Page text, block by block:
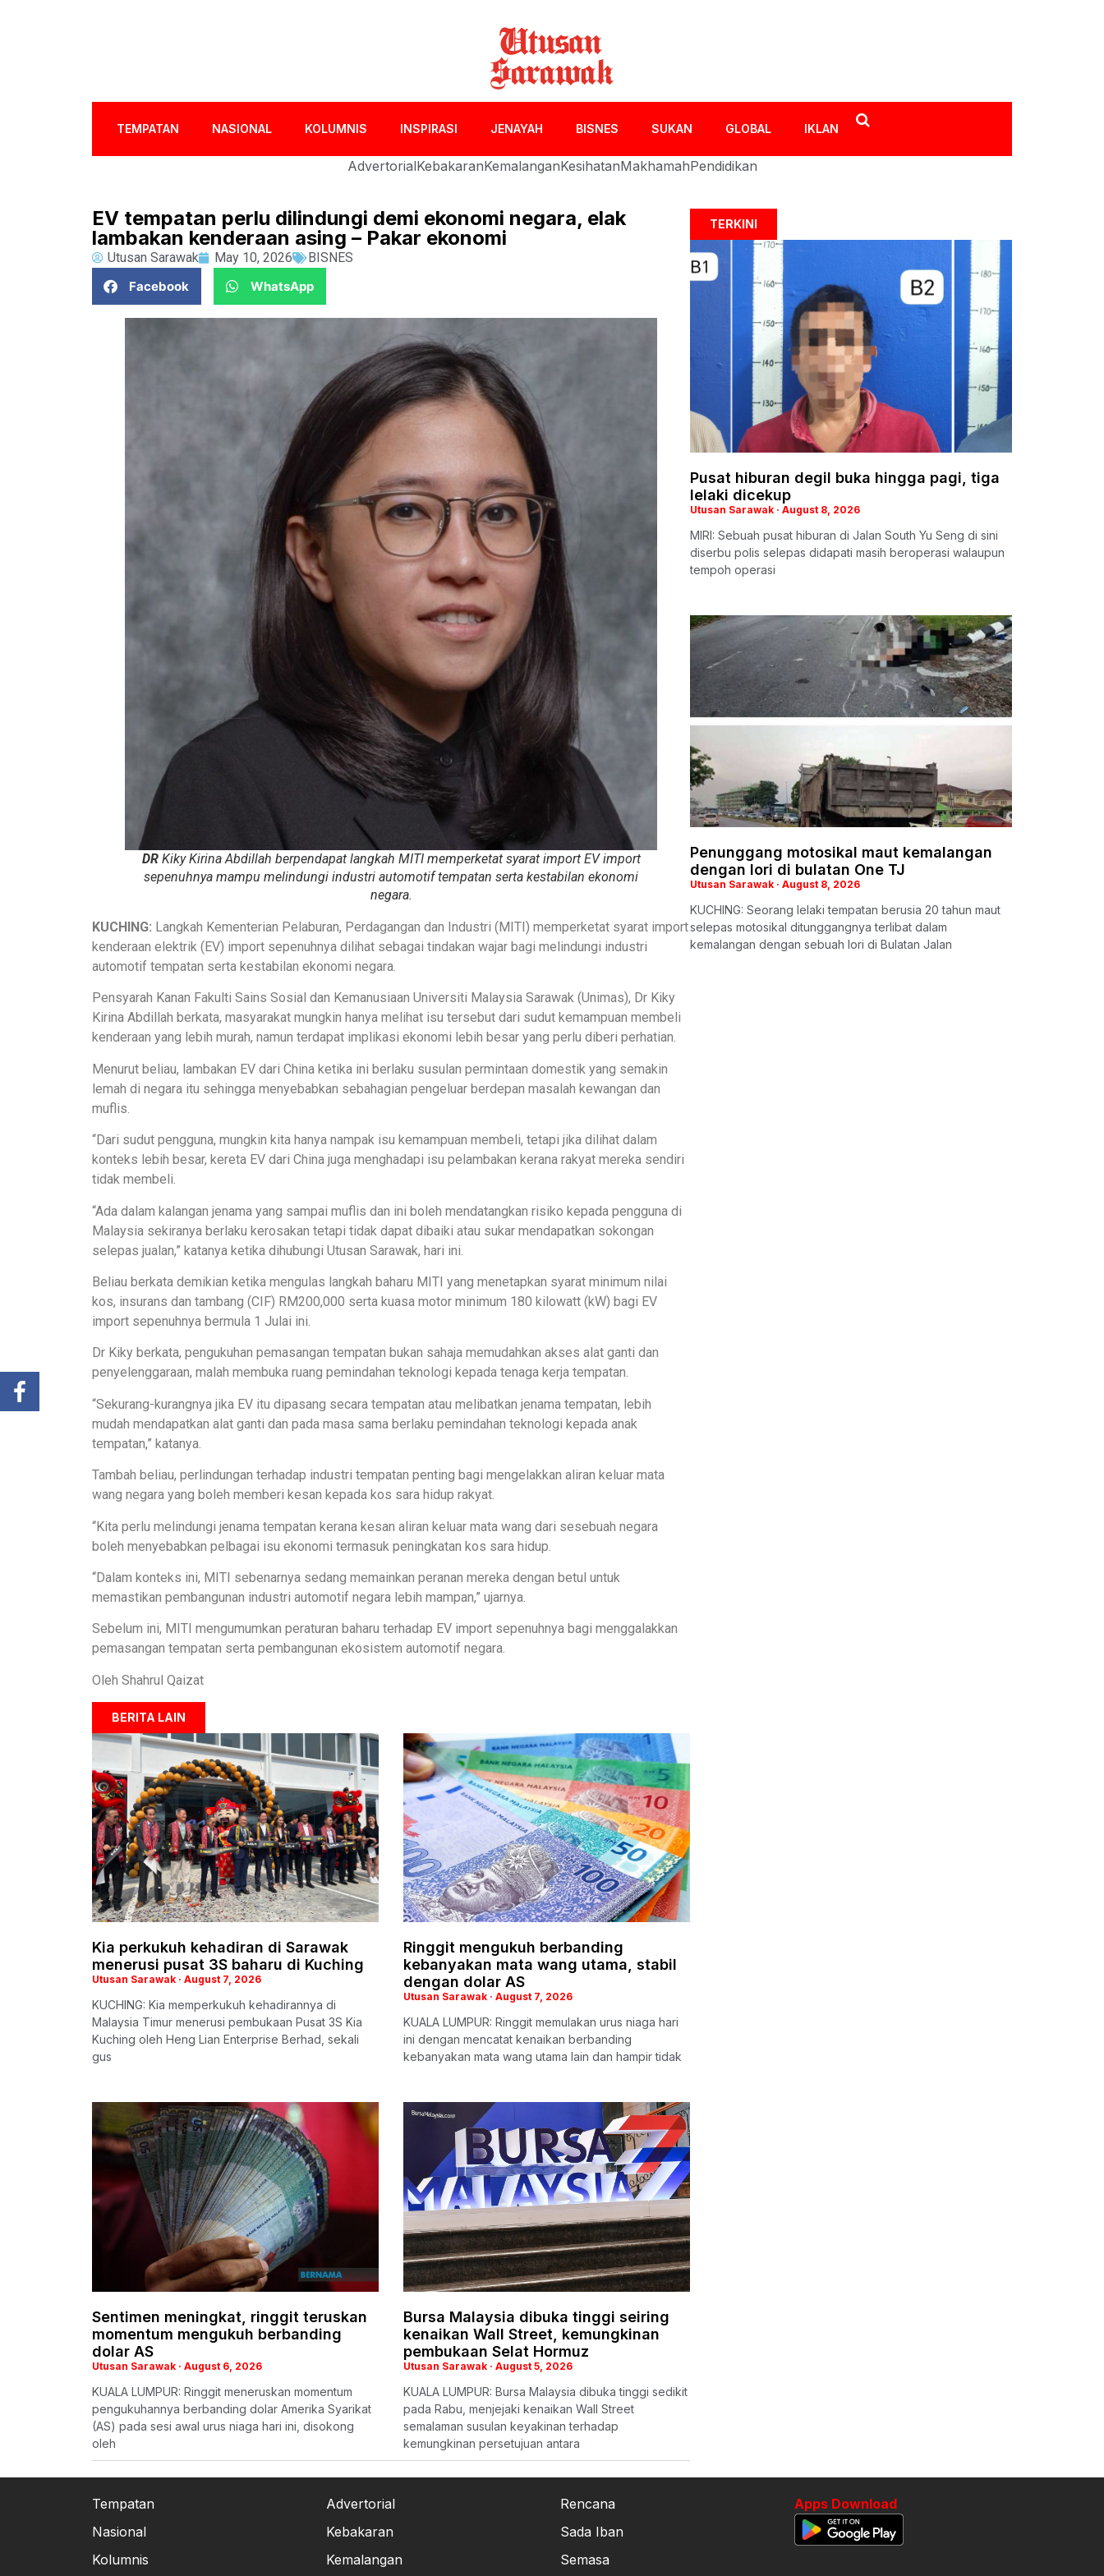
TEMPATAN NASIONAL KOLUMNIS INSPIRASI JENAYAH BISNES SUKAN GLOBAL IKLAN
AdvertorialKebakaranKemalanganKesihatanMakhamahPendidikan
EV tempatan perlu dilindungi demi ekonomi negara, elak
lambakan kenderaan asing – Pakar ekonomi
Utusan Sarawak May 10, 2026
BISNES
Facebook
WhatsApp
DRKiky Kirina Abdillah berpendapat langkah MITI memperketat syarat import EV import
sepenuhnya mampu melindungi industri automotif tempatan serta kestabilan ekonomi
negara.
KUCHING: Langkah Kementerian Pelaburan, Perdagangan dan Industri (MITI) memperketat syarat import
kenderaan elektrik (EV) import sepenuhnya dilihat sebagai tindakan wajar bagi melindungi industri
automotif tempatan serta kestabilan ekonomi negara.
Pensyarah Kanan Fakulti Sains Sosial dan Kemanusiaan Universiti Malaysia Sarawak (Unimas), Dr Kiky
Kirina Abdillah berkata, masyarakat mungkin hanya melihat isu tersebut dari sudut kemampuan membeli
kenderaan yang lebih murah, namun terdapat implikasi ekonomi lebih besar yang perlu diberi perhatian.
Menurut beliau, lambakan EV dari China ketika ini berlaku susulan permintaan domestik yang semakin
lemah di negara itu sehingga menyebabkan sebahagian pengeluar berdepan masalah kewangan dan
muflis.
“Dari sudut pengguna, mungkin kita hanya nampak isu kemampuan membeli, tetapi jika dilihat dalam
konteks lebih besar, kereta EV dari China juga menghadapi isu pelambakan kerana rakyat mereka sendiri
tidak membeli.
“Ada dalam kalangan jenama yang sampai muflis dan ini boleh mendatangkan risiko kepada pengguna di
Malaysia sekiranya berlaku kerosakan tetapi tidak dapat dibaiki atau sukar mendapatkan sokongan
selepas jualan,” katanya ketika dihubungi Utusan Sarawak, hari ini.
Beliau berkata demikian ketika mengulas langkah baharu MITI yang menetapkan syarat minimum nilai
kos, insurans dan tambang (CIF) RM200,000 serta kuasa motor minimum 180 kilowatt (kW) bagi EV
import sepenuhnya bermula 1 Julai ini.
Dr Kiky berkata, pengukuhan pemasangan tempatan bukan sahaja memudahkan akses alat ganti dan
penyelenggaraan, malah membuka ruang pemindahan teknologi kepada tenaga kerja tempatan.
“Sekurang-kurangnya jika EV itu dipasang secara tempatan atau melibatkan jenama tempatan, lebih
mudah mendapatkan alat ganti dan pada masa sama berlaku pemindahan teknologi kepada anak
tempatan,” katanya.
Tambah beliau, perlindungan terhadap industri tempatan penting bagi mengelakkan aliran keluar mata
wang negara yang boleh memberi kesan kepada kos sara hidup rakyat.
“Kita perlu melindungi jenama tempatan kerana kesan aliran keluar mata wang dari sesebuah negara
boleh menyebabkan pelbagai isu ekonomi termasuk peningkatan kos sara hidup.
“Dalam konteks ini, MITI sebenarnya sedang memainkan peranan mereka dengan betul untuk
memastikan pembangunan industri automotif negara lebih mampan,” ujarnya.
Sebelum ini, MITI mengumumkan peraturan baharu terhadap EV import sepenuhnya bagi menggalakkan
pemasangan tempatan serta pembangunan ekosistem automotif negara.
Oleh Shahrul Qaizat
BERITA LAIN
Kia perkukuh kehadiran di Sarawak
menerusi pusat 3S baharu di Kuching
Utusan Sarawak August 7, 2026
KUCHING: Kia memperkukuh kehadirannya di
Malaysia Timur menerusi pembukaan Pusat 3S Kia
Kuching oleh Heng Lian Enterprise Berhad, sekali
gus
Ringgit mengukuh berbanding
kebanyakan mata wang utama, stabil
dengan dolar AS
Utusan Sarawak August 7, 2026
KUALA LUMPUR: Ringgit memulakan urus niaga hari
ini dengan mencatat kenaikan berbanding
kebanyakan mata wang utama lain dan hampir tidak
Sentimen meningkat, ringgit teruskan
momentum mengukuh berbanding
dolar AS
Utusan Sarawak August 6, 2026
KUALA LUMPUR: Ringgit meneruskan momentum
pengukuhannya berbanding dolar Amerika Syarikat
(AS) pada sesi awal urus niaga hari ini, disokong
oleh
Bursa Malaysia dibuka tinggi seiring
kenaikan Wall Street, kemungkinan
pembukaan Selat Hormuz
Utusan Sarawak August 5, 2026
KUALA LUMPUR: Bursa Malaysia dibuka tinggi sedikit
pada Rabu, menjejaki kenaikan Wall Street
semalaman susulan keyakinan terhadap
kemungkinan persetujuan antara
TERKINI
Pusat hiburan degil buka hingga pagi, tiga
lelaki dicekup
Utusan Sarawak August 8, 2026
MIRI: Sebuah pusat hiburan di Jalan South Yu Seng di sini
diserbu polis selepas didapati masih beroperasi walaupun
tempoh operasi
Penunggang motosikal maut kemalangan
dengan lori di bulatan One TJ
Utusan Sarawak August 8, 2026
KUCHING: Seorang lelaki tempatan berusia 20 tahun maut
selepas motosikal ditunggangnya terlibat dalam
kemalangan dengan sebuah lori di Bulatan Jalan
Tempatan
Nasional
Kolumnis
Advertorial
Kebakaran
Kemalangan
Rencana
Sada Iban
Semasa
Apps Download